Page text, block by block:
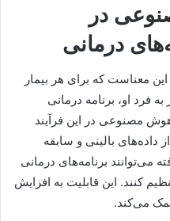
در
درمانی
معناست که برای هر بیمار
فرد او، برنامه درمانی
مصنوعی در این فرآیند
داده‌های بالینی و سابقه
می‌توانند برنامه‌های درمانی
کنند. این قابلیت به افزایش
می‌کند.